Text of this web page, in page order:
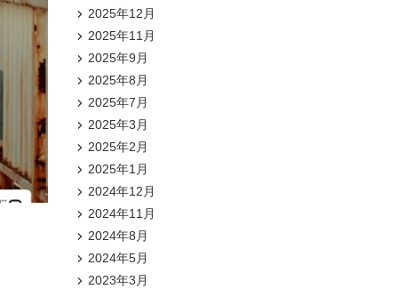
2025年12月
2025年11月
2025年9月
2025年8月
2025年7月
2025年3月
2025年2月
2025年1月
2024年12月
2024年11月
2024年8月
2024年5月
2023年3月